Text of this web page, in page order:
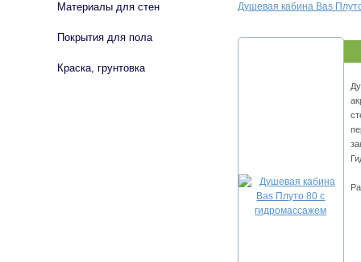
Душевая кабина Bas
Материалы для стен
Покрытия для пола
Краска, грунтовка